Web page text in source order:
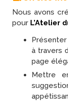
Nous avons
pour L’Atelier
à travers
page
Mettre